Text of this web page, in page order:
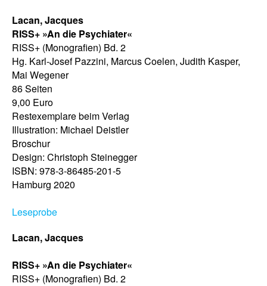
Lacan, Jacques
RISS+ »An die Psychiater«
RISS+ (Monografien) Bd. 2
Lacan, Jacques
RISS+ »An die Psychiater«
RISS+ (Monografien) Bd. 2
Hg. Karl-Josef Pazzini, Marcus Coelen, Judith Kasper,
Mai Wegener
86 Seiten
9,00 Euro
Restexemplare beim Verlag
Illustration: Michael Deistler
Broschur
Design: Christoph Steinegger
ISBN: 978-3-86485-201-5
Hamburg 2020
Leseprobe